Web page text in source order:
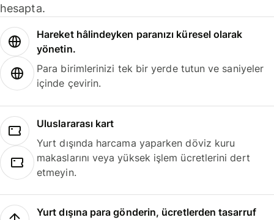
hesapta.
Hareket hâlindeyken paranızı küresel olarak
yönetin.
Para birimlerinizi tek bir yerde tutun ve saniyeler
içinde çevirin.
Uluslararası kart
Yurt dışında harcama yaparken döviz kuru
makaslarını veya yüksek işlem ücretlerini dert
etmeyin.
Yurt dışına para gönderin, ücretlerden tasarruf